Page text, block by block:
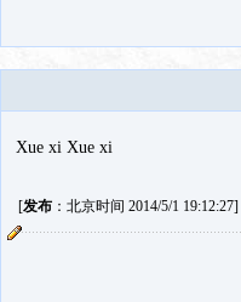
Xue xi Xue xi
[发布：北京时间 2014/5/1 19:12:27]